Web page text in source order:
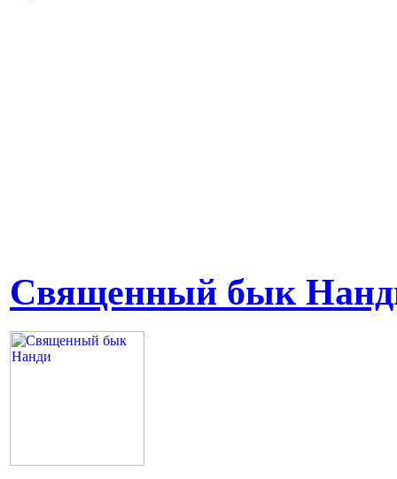
Священный бык